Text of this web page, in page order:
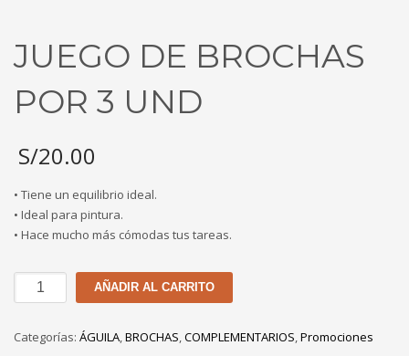
JUEGO DE BROCHAS
POR 3 UND
S/20.00
• Tiene un equilibrio ideal.
• Ideal para pintura.
• Hace mucho más cómodas tus tareas.
JUEGO
DE
POR
AÑADIR AL CARRITO
Categorías: ÁGUILA,BROCHAS,COMPLEMENTARIOS,Promociones